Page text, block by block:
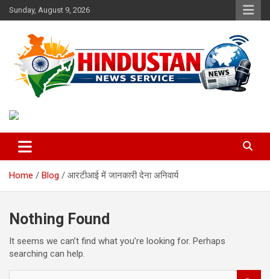
Skip
to
Sunday, August 9, 2026
Hindustan News Service
Home Blog आरटीआई में जानकारी देना अनिवार्य
Nothing Found
It seems we can’t find what you’re looking for. Perhaps
searching can help.